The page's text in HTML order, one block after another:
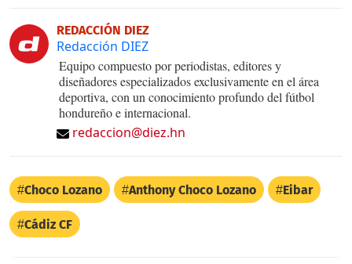
REDACCIÓN DIEZ
Redacción DIEZ
Equipo compuesto por periodistas, editores y
diseñadores especializados exclusivamente en el área
deportiva, con un conocimiento profundo del fútbol
hondureño e internacional.
redaccion@diez.hn
Choco Lozano Anthony Choco Lozano Eibar
Cádiz CF